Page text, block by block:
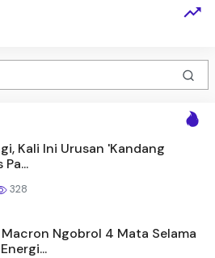
Kali Ini Urusan 'Kandang
328
Ngobrol 4 Mata Selama